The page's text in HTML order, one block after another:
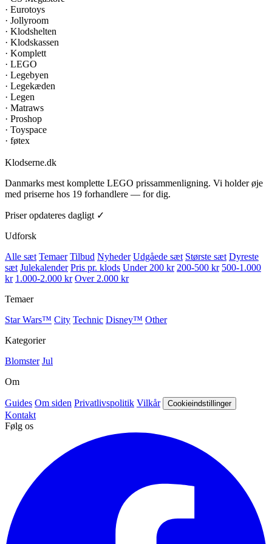
· Eurotoys
· Jollyroom
· Klodshelten
· Klodskassen
· Komplett
· LEGO
· Legebyen
· Legekæden
· Legen
· Matraws
· Proshop
· Toyspace
· føtex
Klodserne.dk
Danmarks mest komplette LEGO prissammenligning. Vi holder øje
med priserne hos 19 forhandlere — for dig.
Priser opdateres dagligt ✓
Udforsk
Alle sæt Temaer Tilbud Nyheder Udgåede sæt Største sæt Dyreste
sæt Julekalender Pris pr. klods Under 200 kr 200-500 kr 500-1.000
kr 1.000-2.000 kr Over 2.000 kr
Temaer
Star Wars™ City Technic Disney™ Other
Kategorier
Blomster Jul
Om
Guides Om siden Privatlivspolitik Vilkår Cookieindstillinger
Kontakt
Følg os